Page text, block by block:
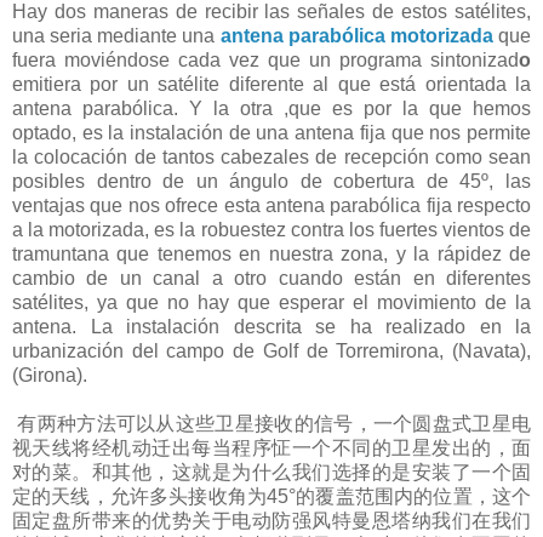
Hay dos maneras de recibir las señales de estos satélites,
una seria mediante una antena parabólica motorizadaque
fuera moviéndose cada vez que un programa sintonizado
emitiera por un satélite diferente al que está orientada la
antena parabólica. Y la otra ,que es por la que hemos
optado, es la instalación de una antena fija que nos permite
la colocación de tantos cabezales de recepción como sean
posibles dentro de un ángulo de cobertura de 45º, las
ventajas que nos ofrece esta antena parabólica fija respecto
a la motorizada, es la robuestez contra los fuertes vientos de
tramuntana que tenemos en nuestra zona, y la rápidez de
cambio de un canal a otro cuando están en diferentes
satélites, ya que no hay que esperar el movimiento de la
antena. La instalación descrita se ha realizado en la
urbanización del campo de Golf de Torremirona, (Navata),
(Girona).
有两种方法可以从这些卫星接收的信号，一个圆盘式卫星电
视天线将经机动迁出每当程序怔一个不同的卫星发出的，面
对的菜。和其他，这就是为什么我们选择的是安装了一个固
定的天线，允许多头接收角为45°的覆盖范围内的位置，这个
固定盘所带来的优势关于电动防强风特曼恩塔纳我们在我们